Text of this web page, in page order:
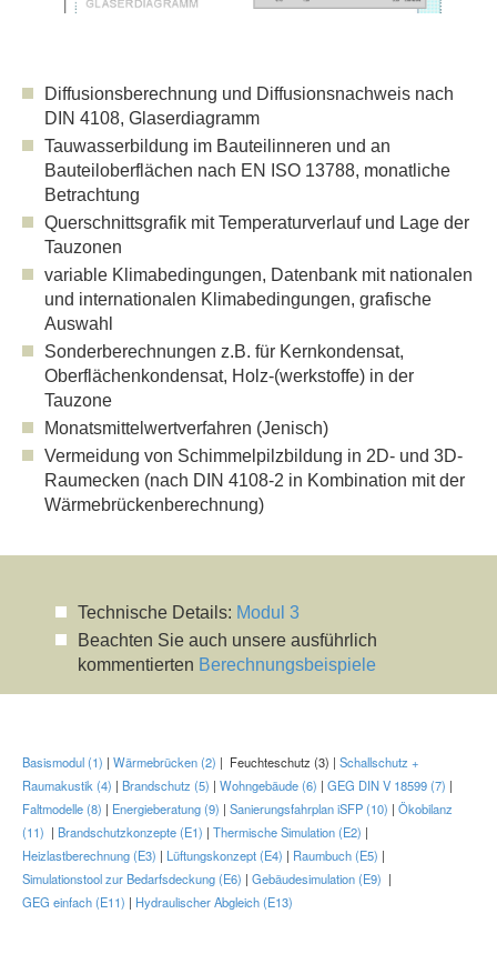
Diffusionsberechnung und Diffusionsnachweis nach
DIN 4108, Glaserdiagramm
Tauwasserbildung im Bauteilinneren und an
Bauteiloberflächen nach EN ISO 13788, monatliche
Betrachtung
Querschnittsgrafik mit Temperaturverlauf und Lage der
Tauzonen
variable Klimabedingungen, Datenbank mit nationalen
und internationalen Klimabedingungen, grafische
Auswahl
Sonderberechnungen z.B. für Kernkondensat,
Oberflächenkondensat, Holz-(werkstoffe) in der
Tauzone
Monatsmittelwertverfahren (Jenisch)
Vermeidung von Schimmelpilzbildung in 2D- und 3D-
Raumecken (nach DIN 4108-2 in Kombination mit der
Wärmebrückenberechnung)
Technische Details: Modul 3
Beachten Sie auch unsere ausführlich
kommentierten Berechnungsbeispiele
Basismodul (1) | Wärmebrücken (2) | Feuchteschutz (3) | Schallschutz +
Raumakustik (4) | Brandschutz (5) | Wohngebäude (6) | GEG DIN V 18599 (7) |
Faltmodelle (8) | Energieberatung (9) | Sanierungsfahrplan iSFP (10) | Ökobilanz
(11) | Brandschutzkonzepte (E1) | Thermische Simulation (E2) |
Heizlastberechnung (E3) | Lüftungskonzept (E4) | Raumbuch (E5) |
Simulationstool zur Bedarfsdeckung (E6) | Gebäudesimulation (E9) |
GEG einfach (E11) | Hydraulischer Abgleich (E13)